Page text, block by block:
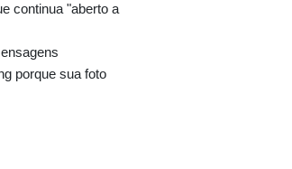
continua "aberto a
porque sua foto